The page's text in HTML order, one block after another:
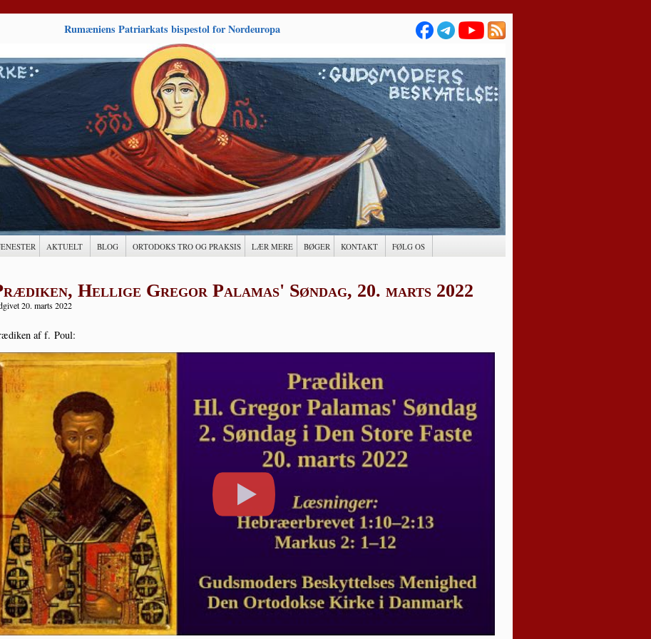
Rumæniens Patriarkats bispestol for Nordeuropa
AKTUELT BLOG ORTODOKS TRO OG PRAKSIS LÆR MERE BØGER KONTAKT FØLG OS
Hellige Gregor Palamas' Søndag, 20. marts 2022
20. marts 2022
af f. Poul: